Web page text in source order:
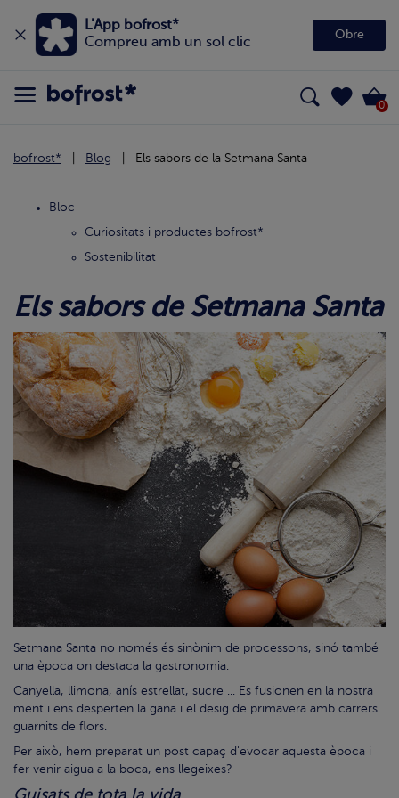
L'App bofrost*
Compreu amb un sol clic
Obre
0
bofrost* Blog Els sabors de la Setmana Santa
Bloc
Curiositats i productes bofrost*
Sostenibilitat
Els sabors de Setmana Santa
Setmana Santa no només és sinònim de processons, sinó també
una època on destaca la gastronomia.
Canyella, llimona, anís estrellat, sucre ... Es fusionen en la nostra
ment i ens desperten la gana i el desig de primavera amb carrers
guarnits de flors.
Per això, hem preparat un post capaç d'evocar aquesta època i
fer venir aigua a la boca, ens llegeixes?